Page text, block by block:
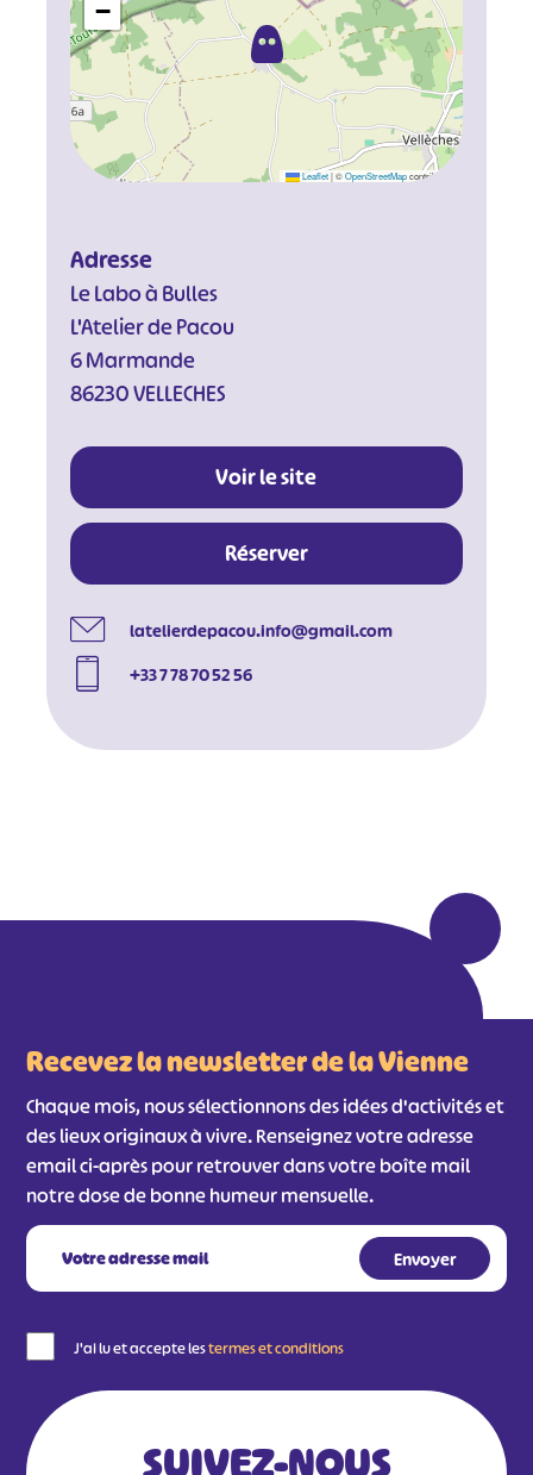
−
Leaflet |©OpenStreetMapcontributors
Adresse
Le Labo à Bulles
L'Atelier de Pacou
6 Marmande
86230 VELLECHES
Voir le site
Réserver
latelierdepacou.info@gmail.com
+33 7 78 70 52 56
Recevez la newsletter de la Vienne
Chaque mois, nous sélectionnons des idées d'activités et
des lieux originaux à vivre. Renseignez votre adresse
email ci-après pour retrouver dans votre boîte mail
notre dose de bonne humeur mensuelle.
J'ai lu et accepte lestermes et conditions
# #
#
#